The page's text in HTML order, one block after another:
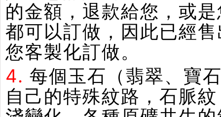
的金額，退款給您，或
都可以訂做，因此已經
您客製化訂做。
4. 每個玉石（翡翠、寶
自己的特殊紋路，石脈